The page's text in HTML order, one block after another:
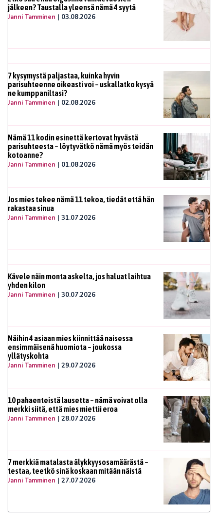
jälkeen? Taustalla yleensä nämä 4 syytä
Janni Tamminen | 03.08.2026
7 kysymystä paljastaa, kuinka hyvin
parisuhteenne oikeasti voi – uskallatko kysyä
ne kumppaniltasi?
Janni Tamminen | 02.08.2026
Nämä 11 kodin esinettä kertovat hyvästä
parisuhteesta – löytyvätkö nämä myös teidän
kotoanne?
Janni Tamminen | 01.08.2026
Jos mies tekee nämä 11 tekoa, tiedät että hän
rakastaa sinua
Janni Tamminen | 31.07.2026
Kävele näin monta askelta, jos haluat laihtua
yhden kilon
Janni Tamminen | 30.07.2026
Näihin 4 asiaan mies kiinnittää naisessa
ensimmäisenä huomiota – joukossa
yllätyskohta
Janni Tamminen | 29.07.2026
10 pahaenteistä lausetta – nämä voivat olla
merkki siitä, että mies miettii eroa
Janni Tamminen | 28.07.2026
7 merkkiä matalasta älykkyysosamäärästä –
testaa, teetkö sinä koskaan mitään näistä
Janni Tamminen | 27.07.2026